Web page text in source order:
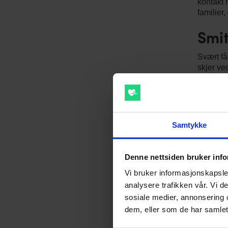
Samtykke
Denne nettsiden bruker
Vi bruker
analysere trafikken vår. Vi
sosiale medier,
dem, eller som de har
kontakt
familier,
Svært få
skjer
Diarè